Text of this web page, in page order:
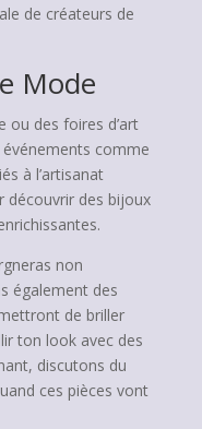
de créateurs de
Mode
ou des foires d’art
comme
à l’artisanat
découvrir des bijoux
non
également des
de briller
ton look avec des
discutons du
ces pièces vont